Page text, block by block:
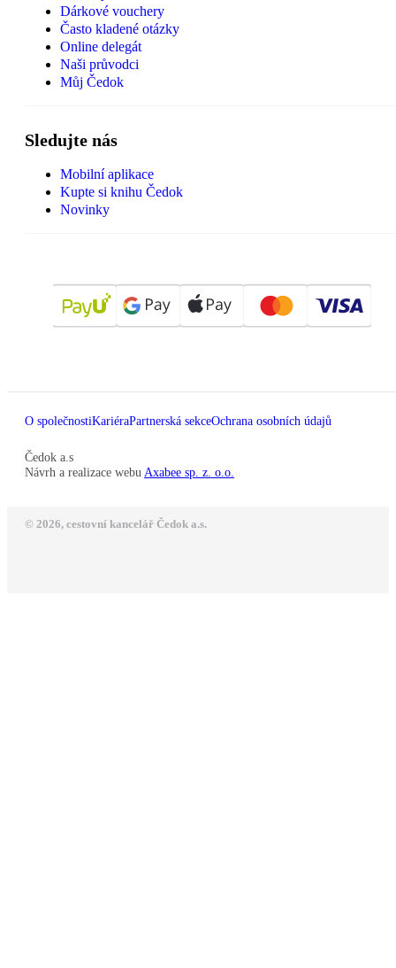
Dárkové vouchery
Často kladené otázky
Online delegát
Naši průvodci
Můj Čedok
Sledujte nás
Mobilní aplikace
Kupte si knihu Čedok
Novinky
O společnostiKariéraPartnerská sekceOchrana osobních údajů
Čedok a.s
Návrh a realizace webu Axabee sp. z. o.o.
© 2026, cestovní kancelář Čedok a.s.